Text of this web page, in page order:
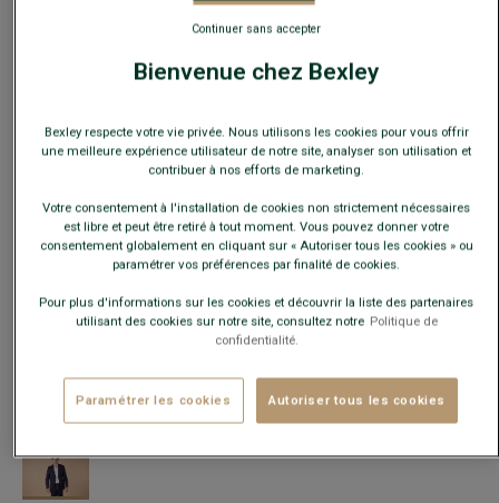
VESTE DE COSTUME HOMME BLEU MARINE - LAZARE
- Coupe
Ajustée - 100% Laine Vierge Double Fil
COULEURS
Bienvenue chez Bexley
Bexley respecte votre vie privée. Nous utilisons les cookies pour vous offrir
une meilleure expérience utilisateur de notre site, analyser son utilisation et
contribuer à nos efforts de marketing.
Votre consentement à l'installation de cookies non strictement nécessaires
est libre et peut être retiré à tout moment. Vous pouvez donner votre
consentement globalement en cliquant sur « Autoriser tous les cookies » ou
paramétrer vos préférences par finalité de cookies.
Pour plus d'informations sur les cookies et découvrir la liste des partenaires
utilisant des cookies sur notre site, consultez notre Politique de
confidentialité.
Paramétrer les cookies Autoriser tous les cookies
Continuer sans accepter